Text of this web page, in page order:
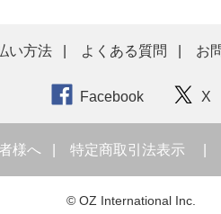
い方法 よくある質問 お
Facebook X
様へ 特定商取引法表示
© OZ International Inc.